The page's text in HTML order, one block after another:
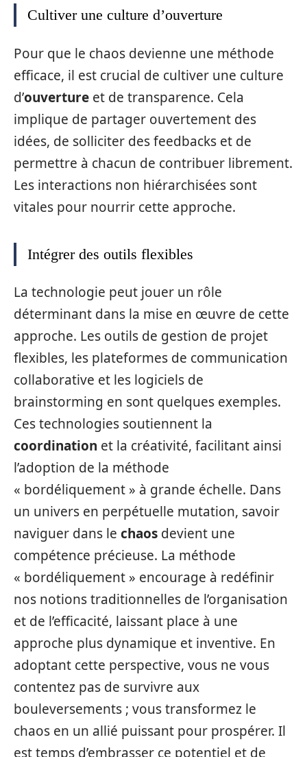
Cultiver une culture d’ouverture
Pour que le chaos devienne une méthode
efficace, il est crucial de cultiver une culture
d’ouverture et de transparence. Cela
implique de partager ouvertement des
idées, de solliciter des feedbacks et de
permettre à chacun de contribuer librement.
Les interactions non hiérarchisées sont
vitales pour nourrir cette approche.
Intégrer des outils flexibles
La technologie peut jouer un rôle
déterminant dans la mise en œuvre de cette
approche. Les outils de gestion de projet
flexibles, les plateformes de communication
collaborative et les logiciels de
brainstorming en sont quelques exemples.
Ces technologies soutiennent la
coordination et la créativité, facilitant ainsi
l’adoption de la méthode
« bordéliquement » à grande échelle. Dans
un univers en perpétuelle mutation, savoir
naviguer dans le chaos devient une
compétence précieuse. La méthode
« bordéliquement » encourage à redéfinir
nos notions traditionnelles de l’organisation
et de l’efficacité, laissant place à une
approche plus dynamique et inventive. En
adoptant cette perspective, vous ne vous
contentez pas de survivre aux
bouleversements ; vous transformez le
chaos en un allié puissant pour prospérer. Il
est temps d’embrasser ce potentiel et de